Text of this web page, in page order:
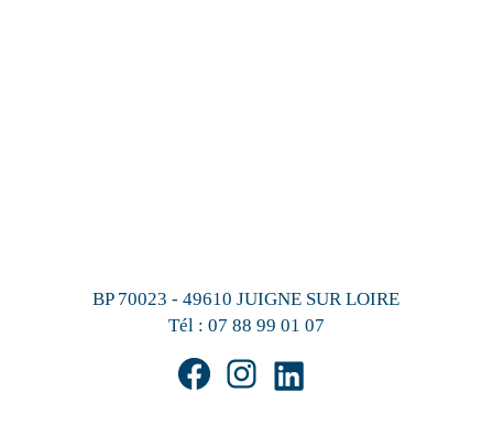
BP 70023 - 49610 JUIGNE SUR LOIRE
Tél : 07 88 99 01 07